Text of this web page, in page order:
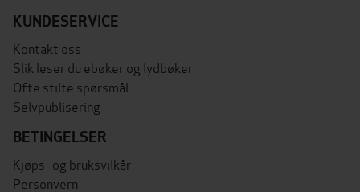
KUNDESERVICE
Kontakt oss
Slik leser du ebøker og lydbøker
Ofte stilte spørsmål
Selvpublisering
BETINGELSER
Kjøps- og bruksvilkår
Personvern